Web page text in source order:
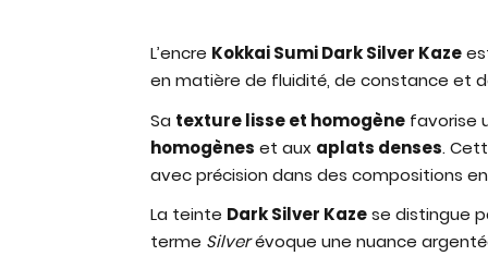
L’encre Kokkai Sumi Dark Silver Kaze
en matière de fluidité, de constance et
Sa texture lisse et homogènefavorise
homogènes et aux aplats denses.
avec précision dans des compositions
La teinte Dark Silver Kazese distingue
terme Silverévoque une nuance